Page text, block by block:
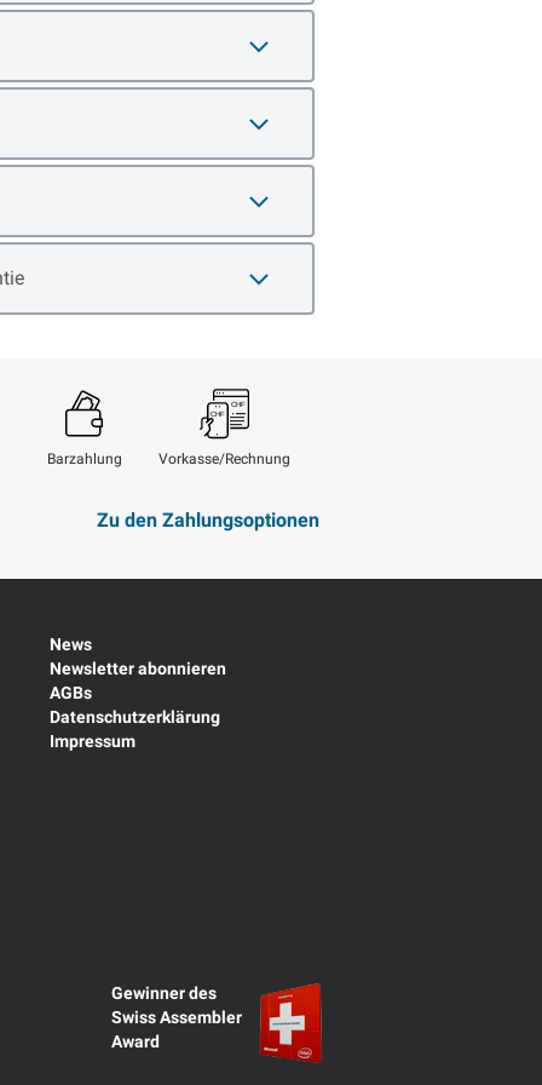
Barzahlung Vorkasse/Rechnung
Zu den Zahlungsoptionen
News
Newsletter abonnieren
AGBs
Datenschutzerklärung
Impressum
Gewinner des
Swiss Assembler
Award